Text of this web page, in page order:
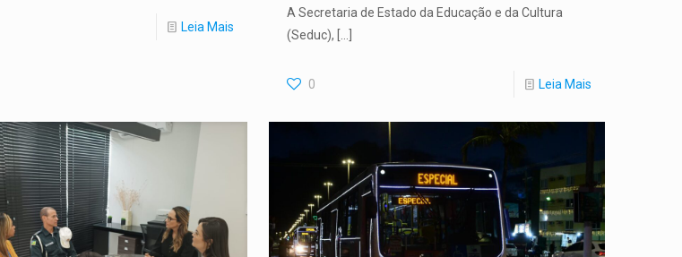
Leia Mais
A Secretaria de Estado da Educação e da Cultura
(Seduc),
0 Leia Mais